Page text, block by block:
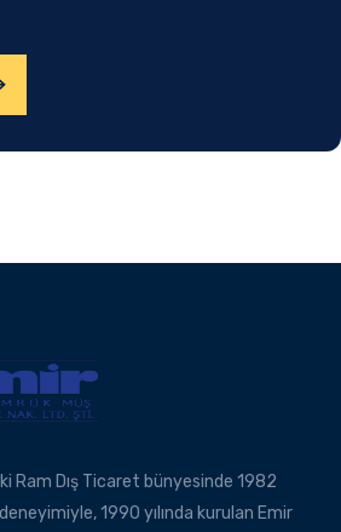
Ram Dış Ticaret bünyesinde 1982
1990 yılında kurulan Emir